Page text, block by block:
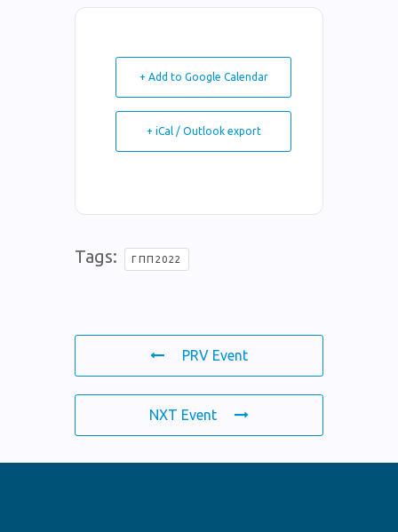
+ Add to Google Calendar
+ iCal / Outlook export
Tags: ΓΠΠ2022
PRV Event
NXT Event